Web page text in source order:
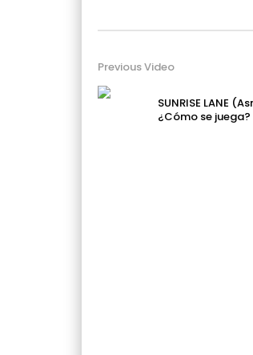
Previous Video
SUNRISE LANE
¿Cómo se juega?